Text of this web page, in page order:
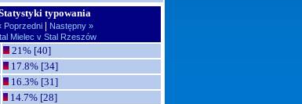
typowania
Poprzedni | Następny »
Mielec v Stal Rzeszów
21% [40]
17.8% [34]
16.3% [31]
14.7% [28]